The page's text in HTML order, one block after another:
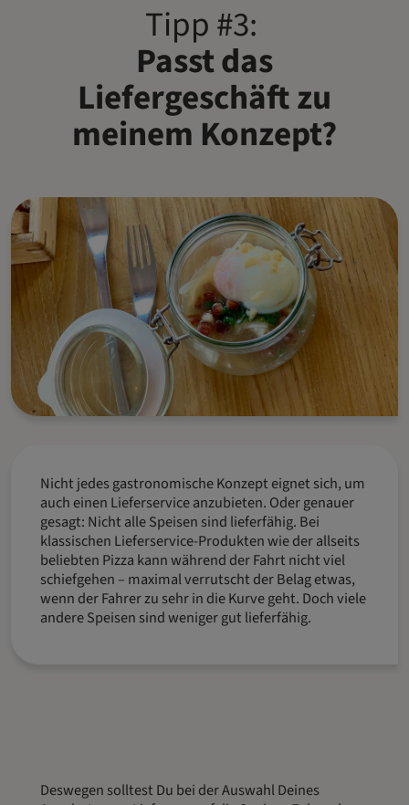
Tipp #3:
Passt das
Liefergeschäft zu
meinem Konzept?
Nicht jedes gastronomische Konzept eignet sich, um
auch einen Lieferservice anzubieten. Oder genauer
gesagt: Nicht alle Speisen sind lieferfähig. Bei
klassischen Lieferservice-Produkten wie der allseits
beliebten Pizza kann während der Fahrt nicht viel
schiefgehen – maximal verrutscht der Belag etwas,
wenn der Fahrer zu sehr in die Kurve geht. Doch viele
andere Speisen sind weniger gut lieferfähig.
Deswegen solltest Du bei der Auswahl Deines